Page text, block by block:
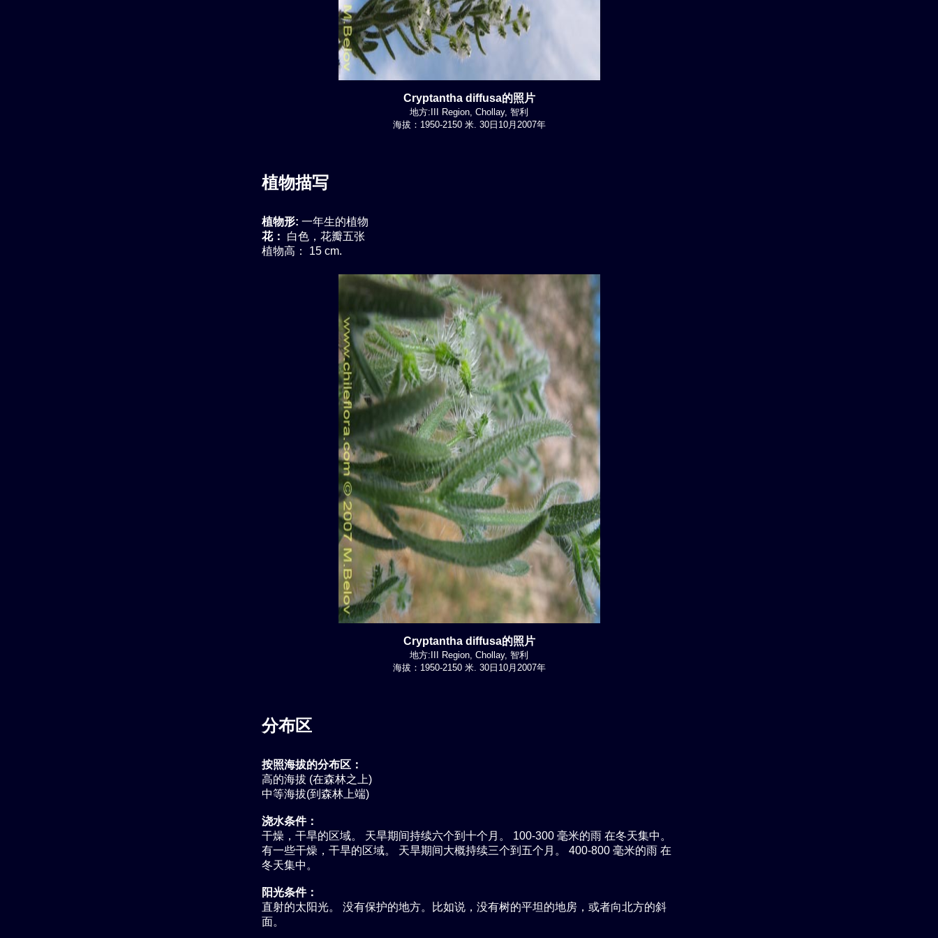
Cryptantha diffusa的照片
地方:III Region, Chollay, 智利
海拔：1950-2150 米. 30日10月2007年
植物描写
植物形: 一年生的植物
花： 白色，花瓣五张
植物高： 15 cm.
Cryptantha diffusa的照片
地方:III Region, Chollay, 智利
海拔：1950-2150 米. 30日10月2007年
分布区
按照海拔的分布区：
高的海拔 (在森林之上)
中等海拔(到森林上端)
浇水条件：
干燥，干旱的区域。 天旱期间持续六个到十个月。 100-300 毫米的雨 在冬天集中。
有一些干燥，干旱的区域。 天旱期间大概持续三个到五个月。 400-800 毫米的雨 在
冬天集中。
阳光条件：
直射的太阳光。 没有保护的地方。比如说，没有树的平坦的地房，或者向北方的斜
面。